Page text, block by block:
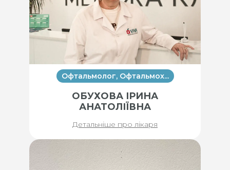
Офтальмолог, Офтальмох...
ОБУХОВА ІРИНА
АНАТОЛІЇВНА
Детальніше про лікаря